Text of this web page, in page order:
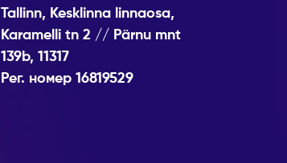
Tallinn, Kesklinna linnaosa,
Karamelli tn 2 // Pärnu mnt
139b, 11317
Рег. номер 16819529